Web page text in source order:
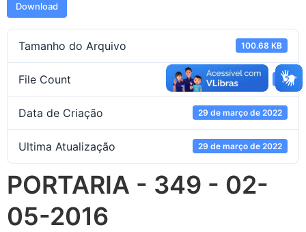
Download
Tamanho do Arquivo 100.68 KB
File Count 1
Data de Criação 29 de março de 2022
Ultima Atualização 29 de março de 2022
PORTARIA - 349 - 02-
05-2016